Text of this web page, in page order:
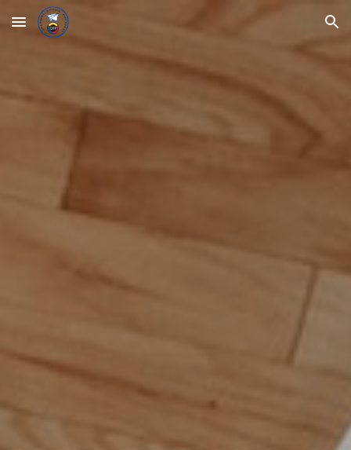
Skip to main content Skip to navigation